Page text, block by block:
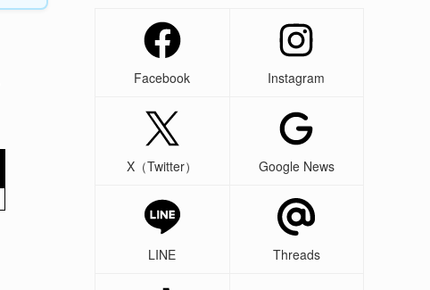
Facebook Instagram
X（Twitter） Google News
LINE Threads